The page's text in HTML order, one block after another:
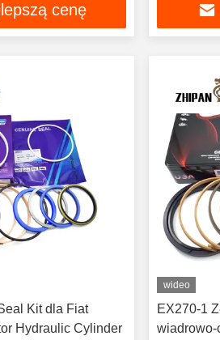
cenę
Kit dla Fiat
Hydraulic Cylinder
wideo
EX270-1
wiadrowo-